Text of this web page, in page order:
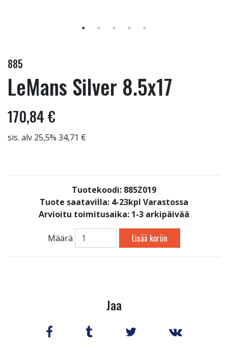
885
LeMans Silver 8.5x17
170,84 €
sis. alv 25,5% 34,71 €
Tuotekoodi: 885Z019
Tuote saatavilla: 4-23kpl Varastossa
Arvioitu toimitusaika: 1-3 arkipäivää
Määrä Lisää koriin
Jaa